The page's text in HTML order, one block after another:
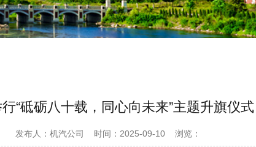
“砥砺八十载，同心向未来”主题升旗仪式
发布人：机汽公司 时间：2025-09-10 浏览：